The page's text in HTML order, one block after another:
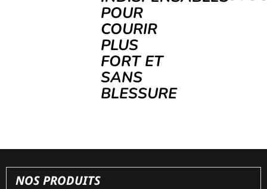
POUR
COURIR
PLUS
FORT ET
SANS
BLESSURE
NOS PRODUITS